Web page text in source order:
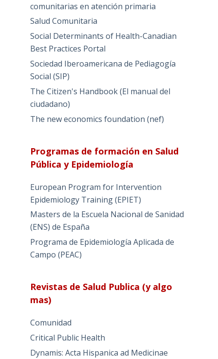
comunitarias en atención primaria
Salud Comunitaria
Social Determinants of Health-Canadian
Best Practices Portal
Sociedad Iberoamericana de Pediagogía
Social (SIP)
The Citizen's Handbook (El manual del
ciudadano)
The new economics foundation (nef)
Programas de formación en Salud
Pública y Epidemiología
European Program for Intervention
Epidemiology Training (EPIET)
Masters de la Escuela Nacional de Sanidad
(ENS) de España
Programa de Epidemiología Aplicada de
Campo (PEAC)
Revistas de Salud Publica (y algo
mas)
Comunidad
Critical Public Health
Dynamis: Acta Hispanica ad Medicinae